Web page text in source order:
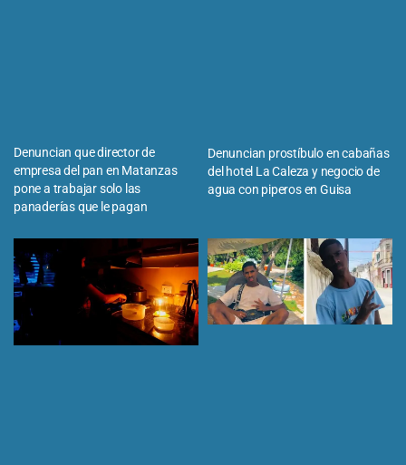
Denuncian que director de
empresa del pan en Matanzas
pone a trabajar solo las
panaderías que le pagan
Denuncian prostíbulo en cabañas
del hotel La Caleza y negocio de
agua con piperos en Guisa